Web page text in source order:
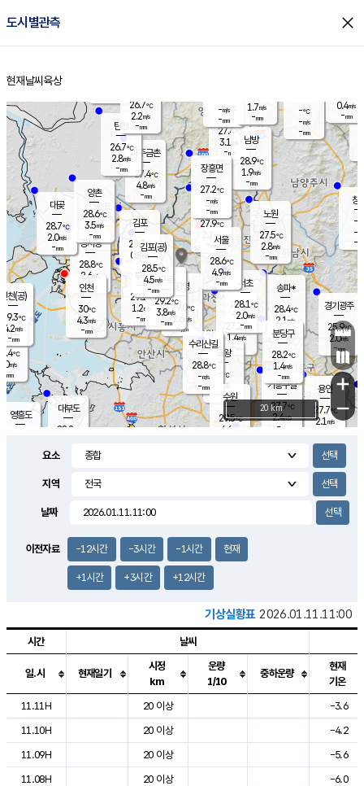
도시별관측 close
홈
현재날씨 육상
의도
℃
m/s
mm
영흥도
양주
27.4℃
3.1
-mm
과천
27.2℃
1.4m/s
- mm
용인
27.7℃
2.1 m/s
경기광주
25.9℃
2.0m/s
-mm
3.0m/s
대부도
28.2
경서동
28.8℃
2.6 m/s
-mm
파주금촌
27.4℃
4.8m/s
-mm
-℃
-m/s
-mm
대곶
28.7℃
2.0m/s
-mm
창
-
-m/
-
탄현
26.7℃
2.8m/s
-mm
0.4m/s
-mm
의왕
- ℃
m/s
mm
김포
28.3℃
0.8 m/s
mm
광명
29.0
℃
2.6 m/s
-mm
부천
29.1℃
1.2m/s
-mm
양촌
28.6℃
3.5m/s
-mm
구로
29.2℃
3.8m/s
-mm
은평
27.9℃
2.2 m/s
- mm
노원
27.5℃
2.8m/s
-mm
송파*
28.4℃
2.1 m/s
-mm
서초
28.1℃
2.0m/s
-mm
남방
28.9℃
1.9m/s
-mm
기흥구갈
27.7℃
2.4m/s
-
수리산길
28.8℃
-m/s
-mm
분당구
28.2℃
1.4m/s
-mm
장흥면
27.2℃
-m/s
-mm
-m/s
-mm
인천(공)
29.3℃
4.2m/s
-mm
김포(공)
28.5℃
4.5m/s
-mm
수원
29.5℃
4.6 m/s
인천
30℃
4.3m/s
-mm
서울
28.6℃
4.9m/s
-mm
26.7℃
2.2m/s
-mm
1.7m/s
-mm
+
−
20 km
요소
지역
날짜
이전자료 -12시간 -3시간 -1시간 현재
+1시간 +3시간 +12시간
기상실황표 2026.01.11.11:00
도시별 기상실황표로 지점, 날씨, 기온, 강수, 바람, 기압등을 안내한 표입
시간 날씨
일.시 현재일기
시정
km
운량
1/10
중하운량
현재
기온
11.11H
20 이상
-3.6
11.10H
20 이상
-4.2
11.09H
20 이상
-5.6
11.08H
20 이상
-6.0